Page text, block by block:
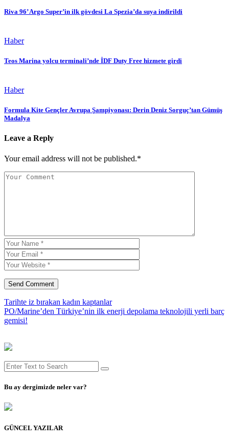
Riva 96’ Argo Super’in ilk gövdesi La Spezia’da suya indirildi
Haber
Teos Marina yolcu terminali’nde İDF Duty Free hizmete girdi
Haber
Formula Kite Gençler Avrupa Şampiyonası: Derin Deniz Sorguç’tan Gümüş
Madalya
Leave a Reply
Your email address will not be published.*
Tarihte iz bırakan kadın kaptanlar
PO/Marine’den Türkiye’nin ilk enerji depolama teknolojili yerli barç
gemisi!
Bu ay dergimizde neler var?
GÜNCEL YAZILAR